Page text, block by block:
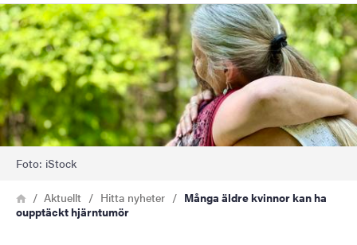
Om webbplatsen
Bild
Foto: iStock
Länkstig
HemAktuellt Hitta nyheter
Många äldre kvinnor kan ha
oupptäckt hjärntumör